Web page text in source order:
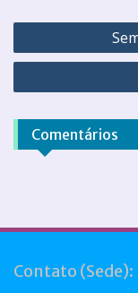
Comentários
Contato (Sede):